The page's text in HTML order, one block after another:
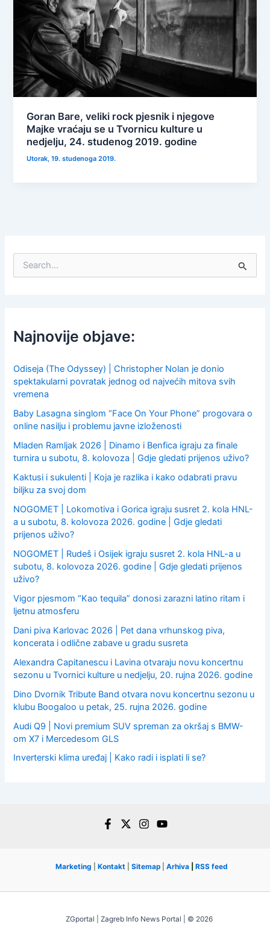
Goran Bare, veliki rock pjesnik i njegove
Majke vraćaju se u Tvornicu kulture u
nedjelju, 24. studenog 2019. godine
Utorak, 19. studenoga 2019.
f
o
:
Najnovije objave:
Odiseja (The Odyssey) | Christopher Nolan je donio
spektakularni povratak jednog od najvećih mitova svih
vremena
Baby Lasagna singlom “Face On Your Phone” progovara o
online nasilju i problemu javne izloženosti
Mladen Ramljak 2026 | Dinamo i Benfica igraju za finale
turnira u subotu, 8. kolovoza | Gdje gledati prijenos uživo?
Kaktusi i sukulenti | Koja je razlika i kako odabrati pravu
biljku za svoj dom
NOGOMET | Lokomotiva i Gorica igraju susret 2. kola HNL-
a u subotu, 8. kolovoza 2026. godine | Gdje gledati
prijenos uživo?
NOGOMET | Rudeš i Osijek igraju susret 2. kola HNL-a u
subotu, 8. kolovoza 2026. godine | Gdje gledati prijenos
uživo?
Vigor pjesmom “Kao tequila” donosi zarazni latino ritam i
ljetnu atmosferu
Dani piva Karlovac 2026 | Pet dana vrhunskog piva,
koncerata i odlične zabave u gradu susreta
Alexandra Capitanescu i Lavina otvaraju novu koncertnu
sezonu u Tvornici kulture u nedjelju, 20. rujna 2026. godine
Dino Dvornik Tribute Band otvara novu koncertnu sezonu u
klubu Boogaloo u petak, 25. rujna 2026. godine
Audi Q9 | Novi premium SUV spreman za okršaj s BMW-
om X7 i Mercedesom GLS
Inverterski klima uređaj | Kako radi i isplati li se?
Marketing Kontakt Sitemap Arhiva RSS feed
ZGportal | Zagreb Info News Portal | © 2026